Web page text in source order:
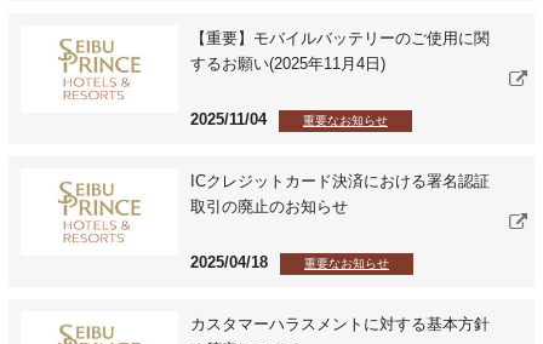
【重要】モバイルバッテリーのご使用に関
するお願い(2025年11月4日)
2025/11/04 重要なお知らせ
ICクレジットカード決済における署名認証
取引の廃止のお知らせ
2025/04/18 重要なお知らせ
カスタマーハラスメントに対する基本方針